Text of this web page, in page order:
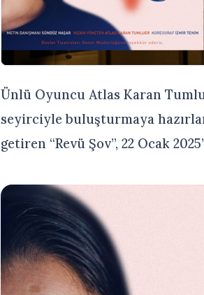
Ünlü Oyuncu Atlas Karan
seyirciyle buluşturmaya
getiren “Revü Şov”, 22 Ocak